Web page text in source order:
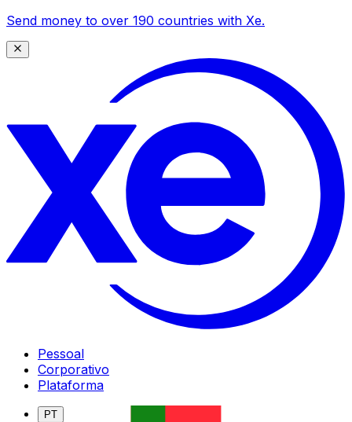
Send money to over 190 countries with Xe.
Pessoal
Corporativo
Plataforma
PT